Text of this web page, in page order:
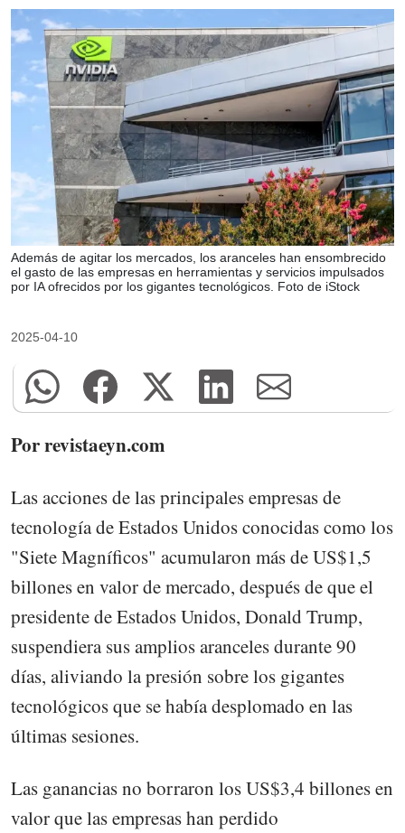
Además de agitar los mercados, los aranceles han ensombrecido
el gasto de las empresas en herramientas y servicios impulsados
por IA ofrecidos por los gigantes tecnológicos. Foto de iStock
2025-04-10
Por revistaeyn.com
Las acciones de las principales empresas de
tecnología de Estados Unidos conocidas como los
"Siete Magníficos" acumularon más de US$1,5
billones en valor de mercado, después de que el
presidente de Estados Unidos, Donald Trump,
suspendiera sus amplios aranceles durante 90
días, aliviando la presión sobre los gigantes
tecnológicos que se había desplomado en las
últimas sesiones.
Las ganancias no borraron los US$3,4 billones en
valor que las empresas han perdido